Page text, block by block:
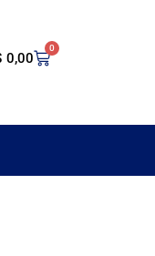
0,00
0